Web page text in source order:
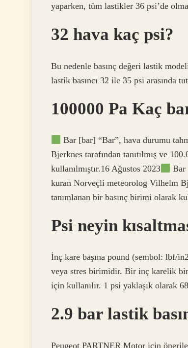
yaparken, tüm lastikler 36 psi’de
32 hava kaç psi?
Bu nedenle basınç değeri lastik
lastik basıncı 32 ile 35 psi arasında
100000 Pa Kaç
Bar [bar] “Bar”, hava durumu
Bjerknes tarafından tanıtılmış ve
kullanılmıştır.16 Ağustos 2023
Bar
kuran Norveçli meteorolog Vilhelm
tanımlanan bir basınç birimi olarak
Psi neyin
İnç kare başına pound (sembol: lbf/
veya stres birimidir. Bir inç karelik
için kullanılır. 1 psi yaklaşık olarak
2.9 bar lastik
Peugeot PARTNER Motor için